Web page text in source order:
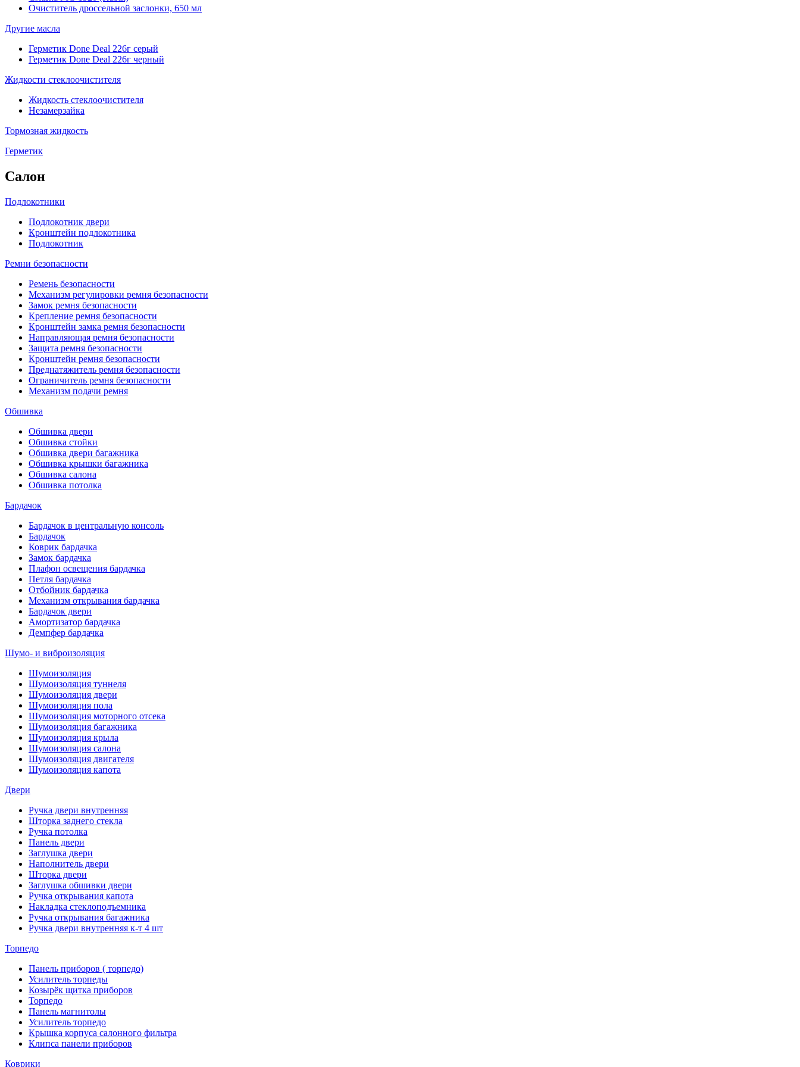
Очиститель дроссельной заслонки, 650 мл
Другие масла
Герметик Done Deal 226г серый
Герметик Done Deal 226г черный
Жидкости стеклоочистителя
Жидкость стеклоочистителя
Незамерзайка
Тормозная жидкость
Герметик
Салон
Подлокотники
Подлокотник двери
Кронштейн подлокотника
Подлокотник
Ремни безопасности
Ремень безопасности
Механизм регулировки ремня безопасности
Замок ремня безопасности
Крепление ремня безопасности
Кронштейн замка ремня безопасности
Направляющая ремня безопасности
Защита ремня безопасности
Кронштейн ремня безопасности
Преднатяжитель ремня безопасности
Ограничитель ремня безопасности
Механизм подачи ремня
Обшивка
Обшивка двери
Обшивка стойки
Обшивка двери багажника
Обшивка крышки багажника
Обшивка салона
Обшивка потолка
Бардачок
Бардачок в центральную консоль
Бардачок
Коврик бардачка
Замок бардачка
Плафон освещения бардачка
Петля бардачка
Отбойник бардачка
Механизм открывания бардачка
Бардачок двери
Амортизатор бардачка
Демпфер бардачка
Шумо- и виброизоляция
Шумоизоляция
Шумоизоляция туннеля
Шумоизоляция двери
Шумоизоляция пола
Шумоизоляция моторного отсека
Шумоизоляция багажника
Шумоизоляция крыла
Шумоизоляция салона
Шумоизоляция двигателя
Шумоизоляция капота
Двери
Ручка двери внутренняя
Шторка заднего стекла
Ручка потолка
Панель двери
Заглушка двери
Наполнитель двери
Шторка двери
Заглушка обшивки двери
Ручка открывания капота
Накладка стеклоподъемника
Ручка открывания багажника
Ручка двери внутренняя к-т 4 шт
Торпедо
Панель приборов ( торпедо)
Усилитель торпеды
Козырёк щитка приборов
Торпедо
Панель магнитолы
Усилитель торпедо
Крышка корпуса салонного фильтра
Клипса панели приборов
Коврики